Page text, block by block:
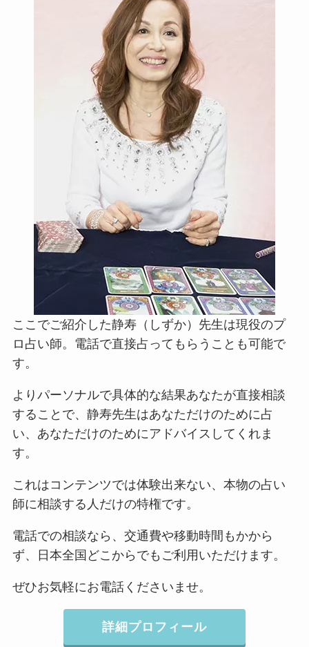
ここでご紹介した静寿（しずか）先生は現役のプ
ロ占い師。電話で直接占ってもらうことも可能で
す。
よりパーソナルで具体的な結果あなたが直接相談
することで、静寿先生はあなただけのために占
い、あなただけのためにアドバイスしてくれま
す。
これはコンテンツでは体験出来ない、本物の占い
師に相談する人だけの特権です。
電話での相談なら、交通費や移動時間もかから
ず、日本全国どこからでもご利用いただけます。
ぜひお気軽にお電話くださいませ。
詳細プロフィール